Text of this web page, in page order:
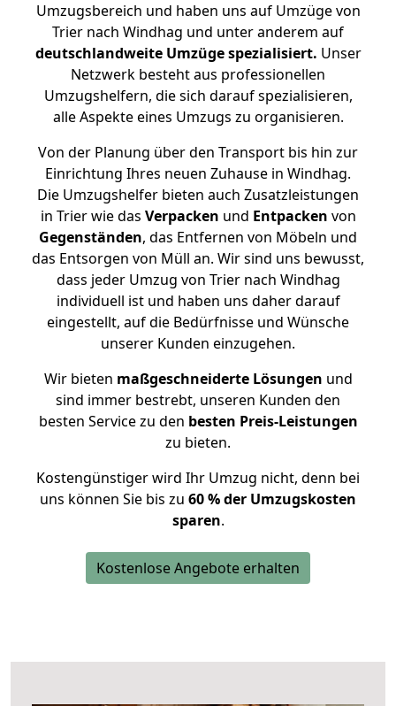
Umzugsbereich und haben uns auf Umzüge von
Trier nach Windhag und unter anderem auf
deutschlandweite Umzüge spezialisiert. Unser
Netzwerk besteht aus professionellen
Umzugshelfern, die sich darauf spezialisieren,
alle Aspekte eines Umzugs zu organisieren.
Von der Planung über den Transport bis hin zur
Einrichtung Ihres neuen Zuhause in Windhag.
Die Umzugshelfer bieten auch Zusatzleistungen
in Trier wie das Verpacken und Entpacken von
Gegenständen, das Entfernen von Möbeln und
das Entsorgen von Müll an. Wir sind uns bewusst,
dass jeder Umzug von Trier nach Windhag
individuell ist und haben uns daher darauf
eingestellt, auf die Bedürfnisse und Wünsche
unserer Kunden einzugehen.
Wir bieten maßgeschneiderte Lösungen und
sind immer bestrebt, unseren Kunden den
besten Service zu den besten Preis-Leistungen
zu bieten.
Kostengünstiger wird Ihr Umzug nicht, denn bei
uns können Sie bis zu 60 % der Umzugskosten
sparen.
Kostenlose Angebote erhalten